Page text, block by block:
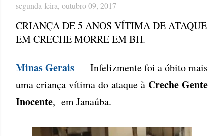
segunda-feira, outubro 09, 2017
CRIANÇA DE 5 ANOS VÍTIMA DE ATAQUE
EM CRECHE MORRE EM BH.
Minas Gerais — Infelizmente foi a óbito mais
uma criança vítima do ataque à Creche Gente
Inocente, em Janaúba.